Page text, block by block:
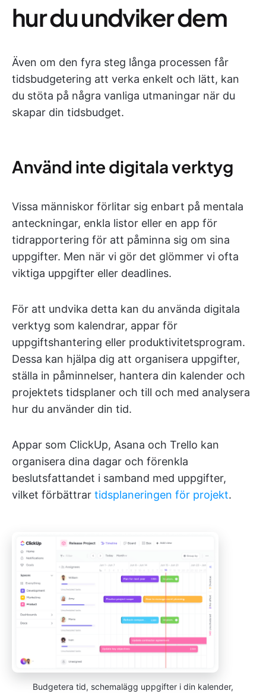
hur du undviker dem
Även om den fyra steg långa processen får
tidsbudgetering att verka enkelt och lätt, kan
du stöta på några vanliga utmaningar när du
skapar din tidsbudget.
Använd inte digitala verktyg
Vissa människor förlitar sig enbart på mentala
anteckningar, enkla listor eller en app för
tidrapportering för att påminna sig om sina
uppgifter. Men när vi gör det glömmer vi ofta
viktiga uppgifter eller deadlines.
För att undvika detta kan du använda digitala
verktyg som kalendrar, appar för
uppgiftshantering eller produktivitetsprogram.
Dessa kan hjälpa dig att organisera uppgifter,
ställa in påminnelser, hantera din kalender och
projektets tidsplaner och till och med analysera
hur du använder din tid.
Appar som ClickUp, Asana och Trello kan
organisera dina dagar och förenkla
beslutsfattandet i samband med uppgifter,
vilket förbättrar tidsplaneringen för projekt.
Budgetera tid, schemalägg uppgifter i din kalender,